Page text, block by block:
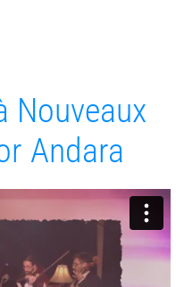
Nouveaux
Andara